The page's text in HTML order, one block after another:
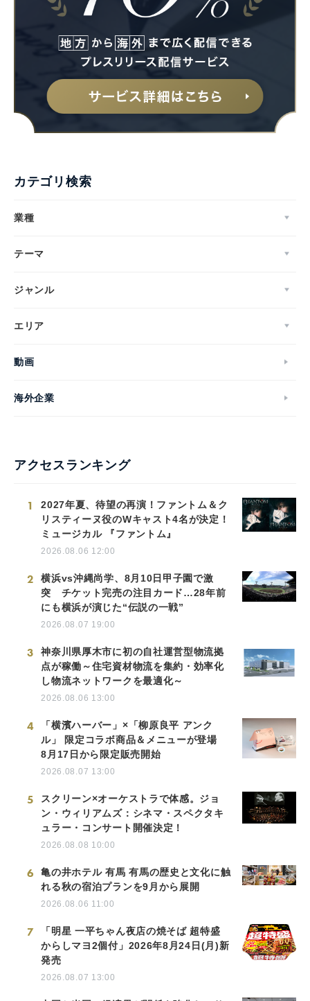
カテゴリ検索
業種
テーマ
ジャンル
エリア
動画
海外企業
アクセスランキング
1
2027年夏、待望の再演！ファントム＆ク
リスティーヌ役のWキャスト4名が決定！
ミュージカル 『ファントム』
2026.08.06 12:00
2
横浜vs沖縄尚学、8月10日甲子園で激
突 チケット完売の注目カード…28年前
にも横浜が演じた“伝説の一戦”
2026.08.07 19:00
3
神奈川県厚木市に初の自社運営型物流拠
点が稼働～住宅資材物流を集約・効率化
し物流ネットワークを最適化～
2026.08.06 13:00
4
「横濱ハーバー」×「柳原良平 アンク
ル」 限定コラボ商品＆メニューが登場
8月17日から限定販売開始
2026.08.07 13:00
5
スクリーン×オーケストラで体感。ジョ
ン・ウィリアムズ：シネマ・スペクタキ
ュラー・コンサート開催決定！
2026.08.08 10:00
6
亀の井ホテル 有馬 有馬の歴史と文化に触
れる秋の宿泊プランを9月から展開
2026.08.06 11:00
7
「明星 一平ちゃん夜店の焼そば 超特盛
からしマヨ2個付」2026年8月24日(月)新
発売
2026.08.07 13:00